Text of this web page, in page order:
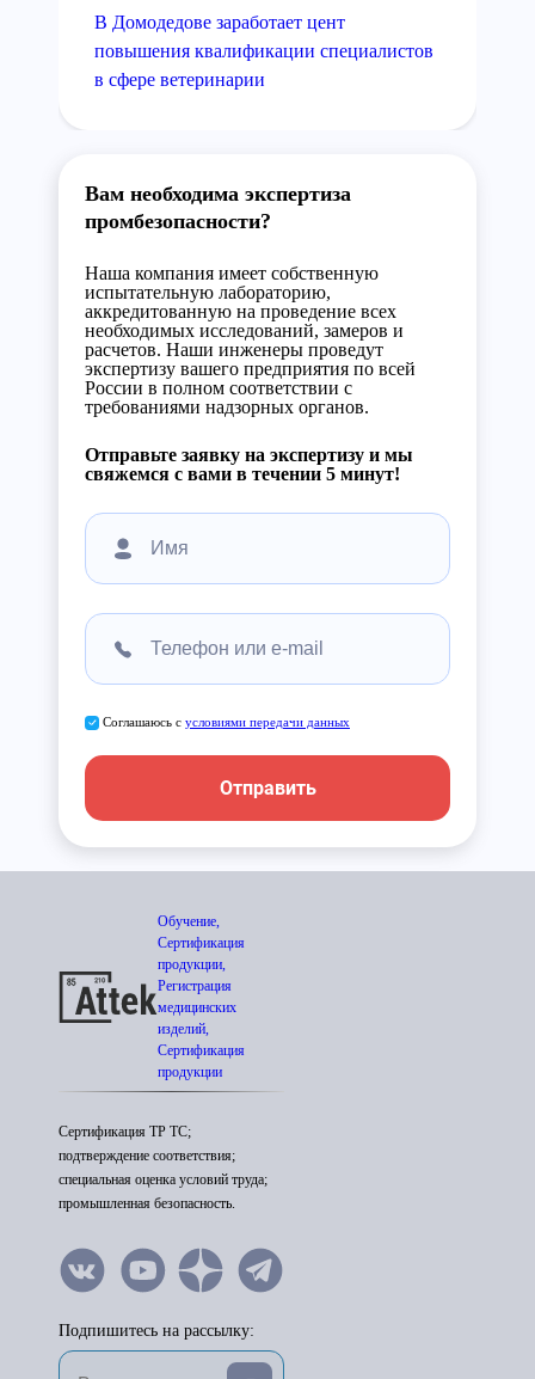
В Домодедове заработает цент
повышения квалификации специалистов
в сфере ветеринарии
Вам необходима экспертиза
промбезопасности?
Наша компания имеет собственную
испытательную лабораторию,
аккредитованную на проведение всех
необходимых исследований, замеров и
расчетов. Наши инженеры проведут
экспертизу вашего предприятия по всей
России в полном соответствии с
требованиями надзорных органов.
Отправьте заявку на экспертизу и мы
свяжемся с вами в течении 5 минут!
Соглашаюсь с условиями передачи данных
Отправить
Обучение,
Сертификация
продукции,
Регистрация
медицинских
изделий,
Сертификация
продукции
Сертификация ТР ТС;
подтверждение соответствия;
специальная оценка условий труда;
промышленная безопасность.
Подпишитесь на рассылку: